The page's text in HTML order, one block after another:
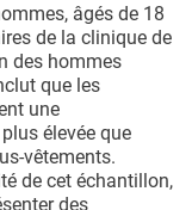
âgés de 18
de la clinique de
des hommes
que les
une
élevée que
vêtements.
de cet échantillon,
des